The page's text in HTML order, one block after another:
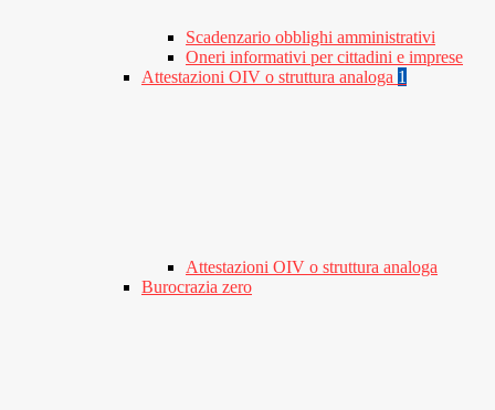
Scadenzario obblighi amministrativi
Oneri informativi per cittadini e imprese
Attestazioni OIV o struttura analoga 1
Attestazioni OIV o struttura analoga
Burocrazia zero